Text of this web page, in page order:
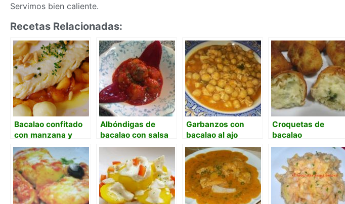
Servimos bien caliente.
Recetas Relacionadas:
Bacalao confitado
con manzana y
piñones.
Albóndigas de
bacalao con salsa
de pimientos del
Piquillo
Garbanzos con
bacalao al ajo
arriero
Croquetas de
bacalao